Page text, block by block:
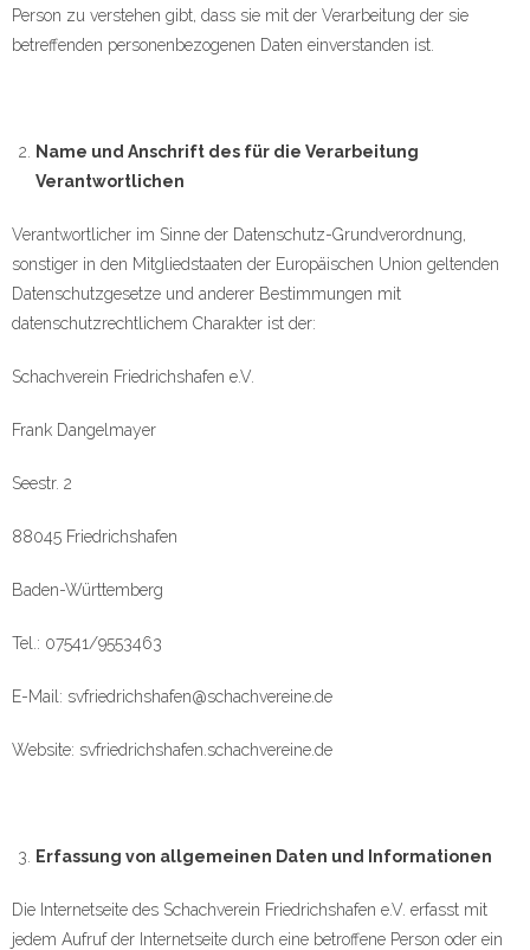
Person zu verstehen gibt, dass sie mit der Verarbeitung der sie
betreffenden personenbezogenen Daten einverstanden ist.
Name und Anschrift des für die Verarbeitung
Verantwortlichen
Verantwortlicher im Sinne der Datenschutz-Grundverordnung,
sonstiger in den Mitgliedstaaten der Europäischen Union geltenden
Datenschutzgesetze und anderer Bestimmungen mit
datenschutzrechtlichem Charakter ist der:
Schachverein Friedrichshafen e.V.
Frank Dangelmayer
Seestr. 2
88045 Friedrichshafen
Baden-Württemberg
Tel.: 07541/9553463
E-Mail: svfriedrichshafen@schachvereine.de
Website: svfriedrichshafen.schachvereine.de
Erfassung von allgemeinen Daten und Informationen
Die Internetseite des Schachverein Friedrichshafen e.V. erfasst mit
jedem Aufruf der Internetseite durch eine betroffene Person oder ein